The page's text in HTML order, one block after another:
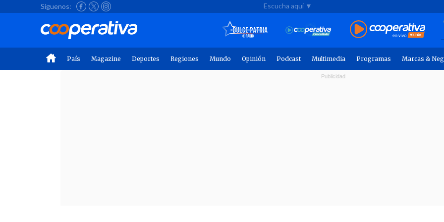
Síguenos: Escucha aquí ▼
País Magazine Deportes Regiones Mundo Opinión Podcast Multimedia Programas Marcas &